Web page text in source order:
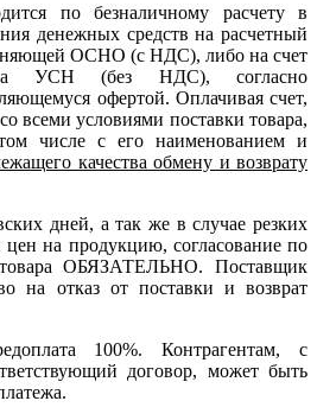
по безналичному расчету в
денежных средств на расчетный
ОСНО (с НДС), либо на счет
УСН (без НДС), согласно
офертой. Оплачивая счет,
всеми условиями поставки товара,
числе с его наименованием и
качества обмену и возврату
дней, а так же в случае резких
цен на продукцию, согласование по
ОБЯЗАТЕЛЬНО. Поставщик
на отказ от поставки и возврат
100%. Контрагентам, с
договор, может быть